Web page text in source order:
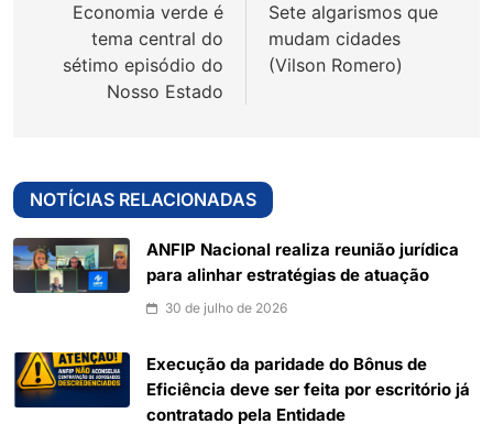
Post
Economia verde é
tema central do
sétimo episódio do
Nosso Estado
Sete algarismos que
mudam cidades
(Vilson Romero)
NOTÍCIAS RELACIONADAS
ANFIP Nacional realiza reunião jurídica
para alinhar estratégias de atuação
30 de julho de 2026
Execução da paridade do Bônus de
Eficiência deve ser feita por escritório já
contratado pela Entidade